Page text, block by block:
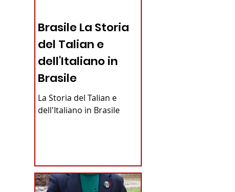
Brasile La Storia
del Talian e
dell'Italiano in
Brasile
La Storia del Talian e
dell'Italiano in Brasile